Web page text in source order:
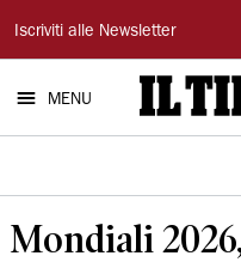
Il
Tirreno
Iscriviti alle Newsletter
MENU
Mondiali